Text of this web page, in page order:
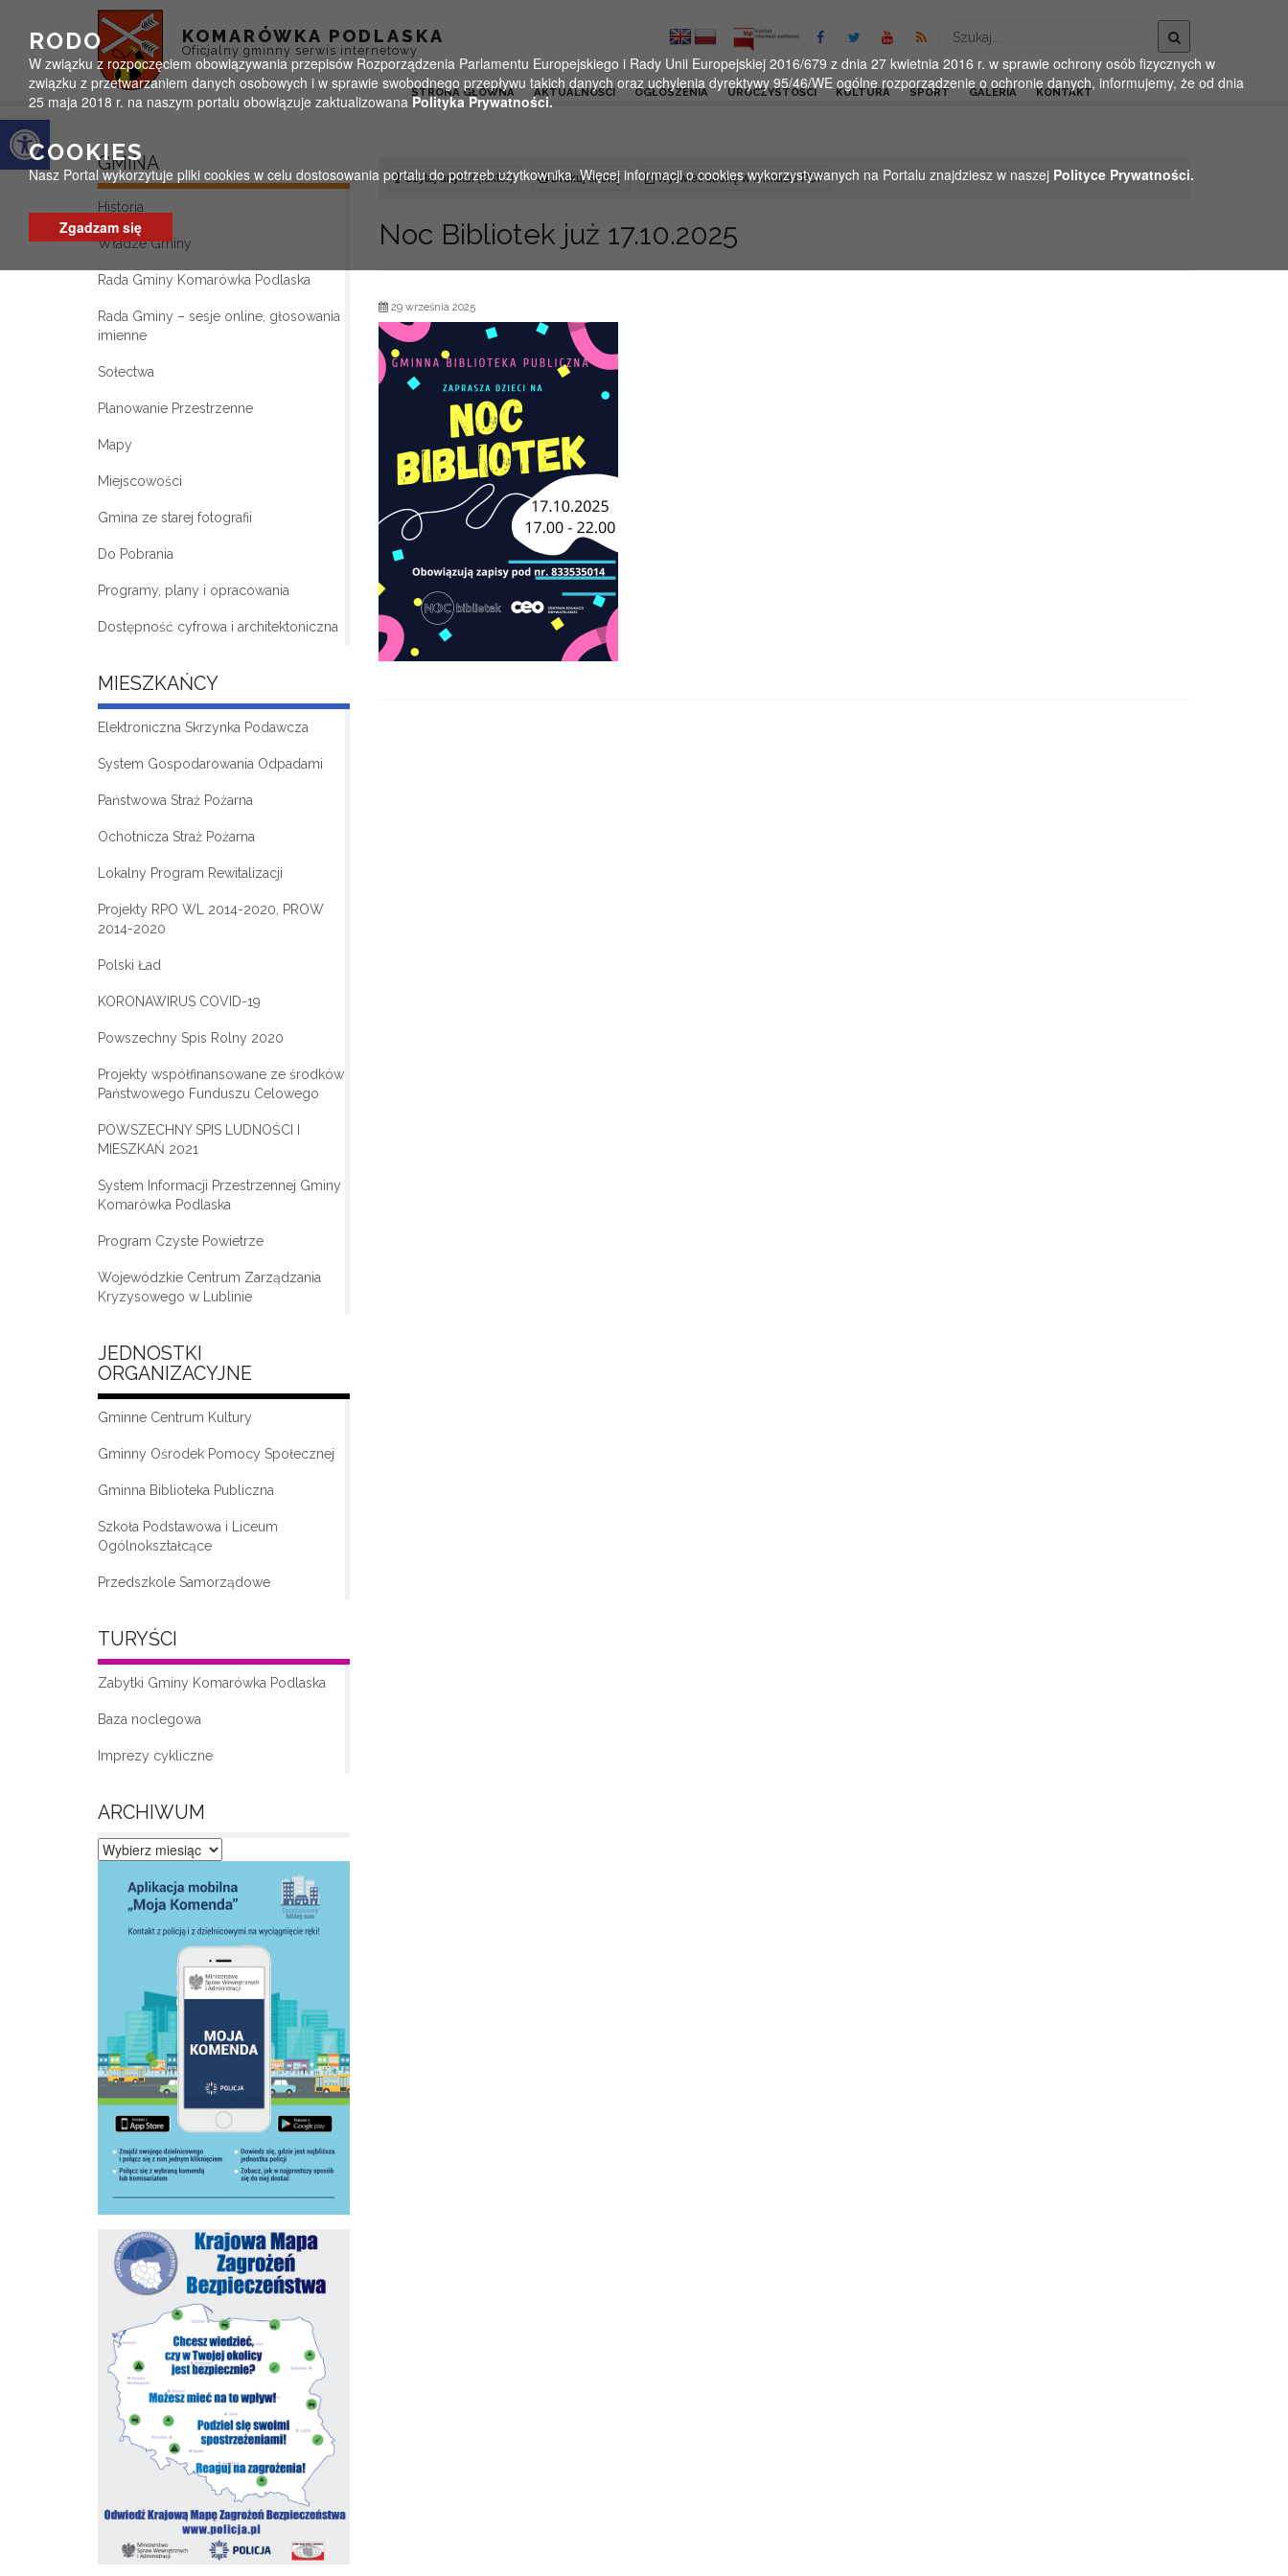
Otwórz pasek narzędzi
KOMARÓWKA PODLASKA
Oficjalny gminny serwis internetowy
Wyszukaj
STRONA GŁÓWNA AKTUALNOŚCI OGŁOSZENIA UROCZYSTOŚCI KULTURA SPORT GALERIA KONTAKT
GMINA
Historia
Władze Gminy
Rada Gminy Komarówka Podlaska
Rada Gminy – sesje online, głosowania
imienne
Sołectwa
Planowanie Przestrzenne
Mapy
Miejscowości
Gmina ze starej fotografii
Do Pobrania
Programy, plany i opracowania
Dostępność cyfrowa i architektoniczna
MIESZKAŃCY
Elektroniczna Skrzynka Podawcza
System Gospodarowania Odpadami
Państwowa Straż Pożarna
Ochotnicza Straż Pożarna
Lokalny Program Rewitalizacji
Projekty RPO WL 2014-2020, PROW
2014-2020
Polski Ład
KORONAWIRUS COVID-19
Powszechny Spis Rolny 2020
Projekty współfinansowane ze środków
Państwowego Funduszu Celowego
POWSZECHNY SPIS LUDNOŚCI I
MIESZKAŃ 2021
System Informacji Przestrzennej Gminy
Komarówka Podlaska
Program Czyste Powietrze
Wojewódzkie Centrum Zarządzania
Kryzysowego w Lublinie
JEDNOSTKI
ORGANIZACYJNE
Gminne Centrum Kultury
Gminny Ośrodek Pomocy Społecznej
„Moda na seniora – klub seniora w
Gminna Biblioteka Publiczna
Szkoła Podstawowa i Liceum
Ogólnokształcące
Przedszkole Samorządowe
TURYŚCI
Zabytki Gminy Komarówka Podlaska
Baza noclegowa
Imprezy cykliczne
ARCHIWUM
Archiwum
Czytaj artykuł (lektor) Drukuj stronę Wyświetl stronę w formacie PDF
Noc Bibliotek już 17.10.2025
29 września 2025
RODO
W związku z rozpoczęciem obowiązywania przepisów Rozporządzenia Parlamentu Europejskiego i Rady Unii Europejskiej 2016/679 z dnia 27 kwietnia 2016 r. w sprawie ochrony osób fizycznych w
związku z przetwarzaniem danych osobowych i w sprawie swobodnego przepływu takich danych oraz uchylenia dyrektywy 95/46/WE ogólne rozporządzenie o ochronie danych, informujemy, że od dnia
25 maja 2018 r. na naszym portalu obowiązuje zaktualizowana Polityka Prywatności.
COOKIES
Nasz Portal wykorzytuje pliki cookies w celu dostosowania portalu do potrzeb użytkownika. Więcej informacji o cookies wykorzystywanych na Portalu znajdziesz w naszej Polityce Prywatności.
Zgadzam się